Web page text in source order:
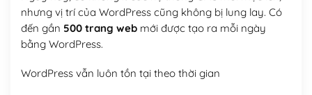
nhưng vị trí của WordPress cũng không bị lung lay. Có
đến gần 500 trang webmới được tạo ra mỗi ngày
bằng WordPress.
WordPress vẫn luôn tồn tại theo thời gian